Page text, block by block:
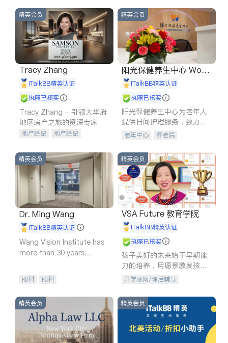
精英会员
Tracy Zhang
iTalkBB精英认证
执照已核实
Tracy Zhang - 引领大华府
地区房产之旅的资深专家
地产经纪
地产经纪
商铺租售
开发商建商
精英会员
阳光保健养生中心 World
shine
iTalkBB精英认证
执照已核实
阳光保健养生中心为老年人
提供日间护理服务，致力于
通过持续的护理创新来有效
老年中心 养老院
精英会员
Dr. Ming Wang
iTalkBB精英认证
Wang Vision Institute has
more than 30 years
眼科 眼科
精英会员
VSA Future 教育学院
iTalkBB精英认证
执照已核实
孩子美好的未来始于早期能
力的培养，用愿景激发孩子
的学习潜力和动力。理念：
拥有成长型心态是成功的基
石。
升学顾问/课后辅导
精英会员 精英会员